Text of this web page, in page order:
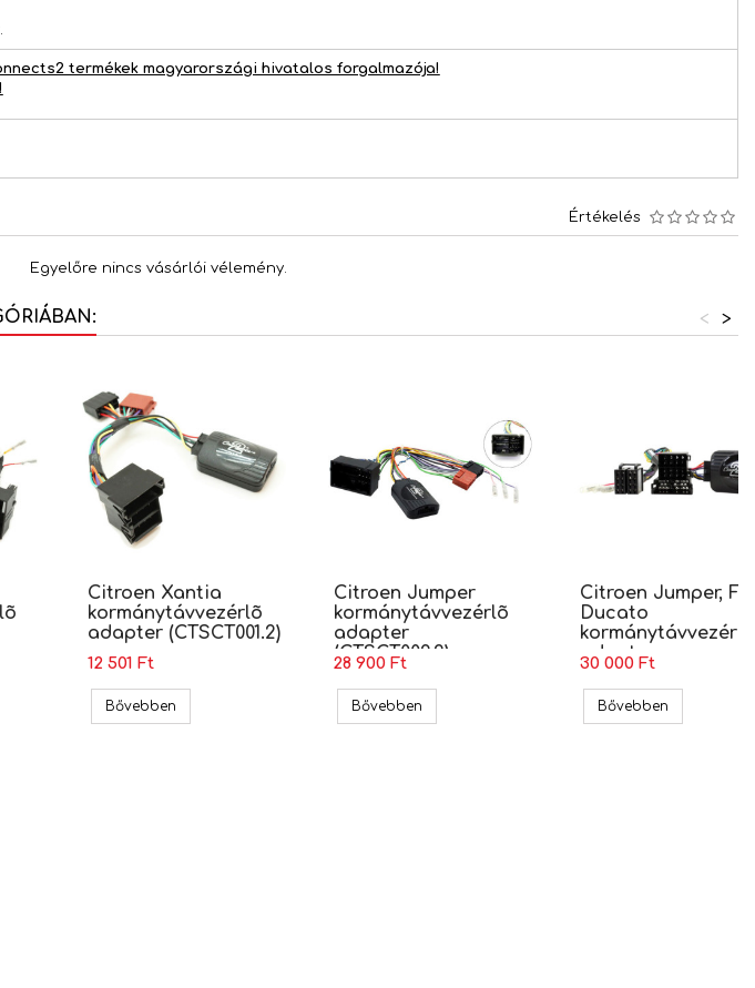
termékek magyarországi hivatalos forgalmazója!
Értékelés
Egyelőre nincs vásárlói vélemény.
>
<
ISO (CTSPG006)adapter, RD4 Quadlock (CTSCT003.2)
Citroen Xantia
kormánytávvezérlõ
adapter (CTSCT001.2)
12 501 Ft
BővebbenCitroen Xantia kormánytávvezérlõ adapter (CTSCT001.2)
Citroen Jumper
kormánytávvezérlõ
adapter
(CTSCT009.2)
28 900 Ft
BővebbenCitroen Jumper kormánytávvezérlõ adapter
Citroen Jumper,
Ducato
kormánytávvezérlõ
adapter
(CTSCT005.2)
30 000 Ft
BővebbenCitroen